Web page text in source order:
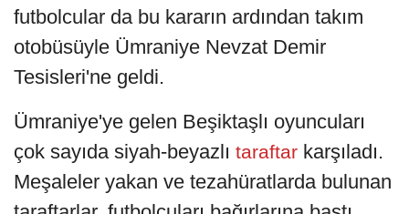
futbolcular da bu kararın ardından takım
otobüsüyle Ümraniye Nevzat Demir
Tesisleri'ne geldi.
Ümraniye'ye gelen Beşiktaşlı oyuncuları
çok sayıda siyah-beyazlı taraftar karşıladı.
Meşaleler yakan ve tezahüratlarda bulunan